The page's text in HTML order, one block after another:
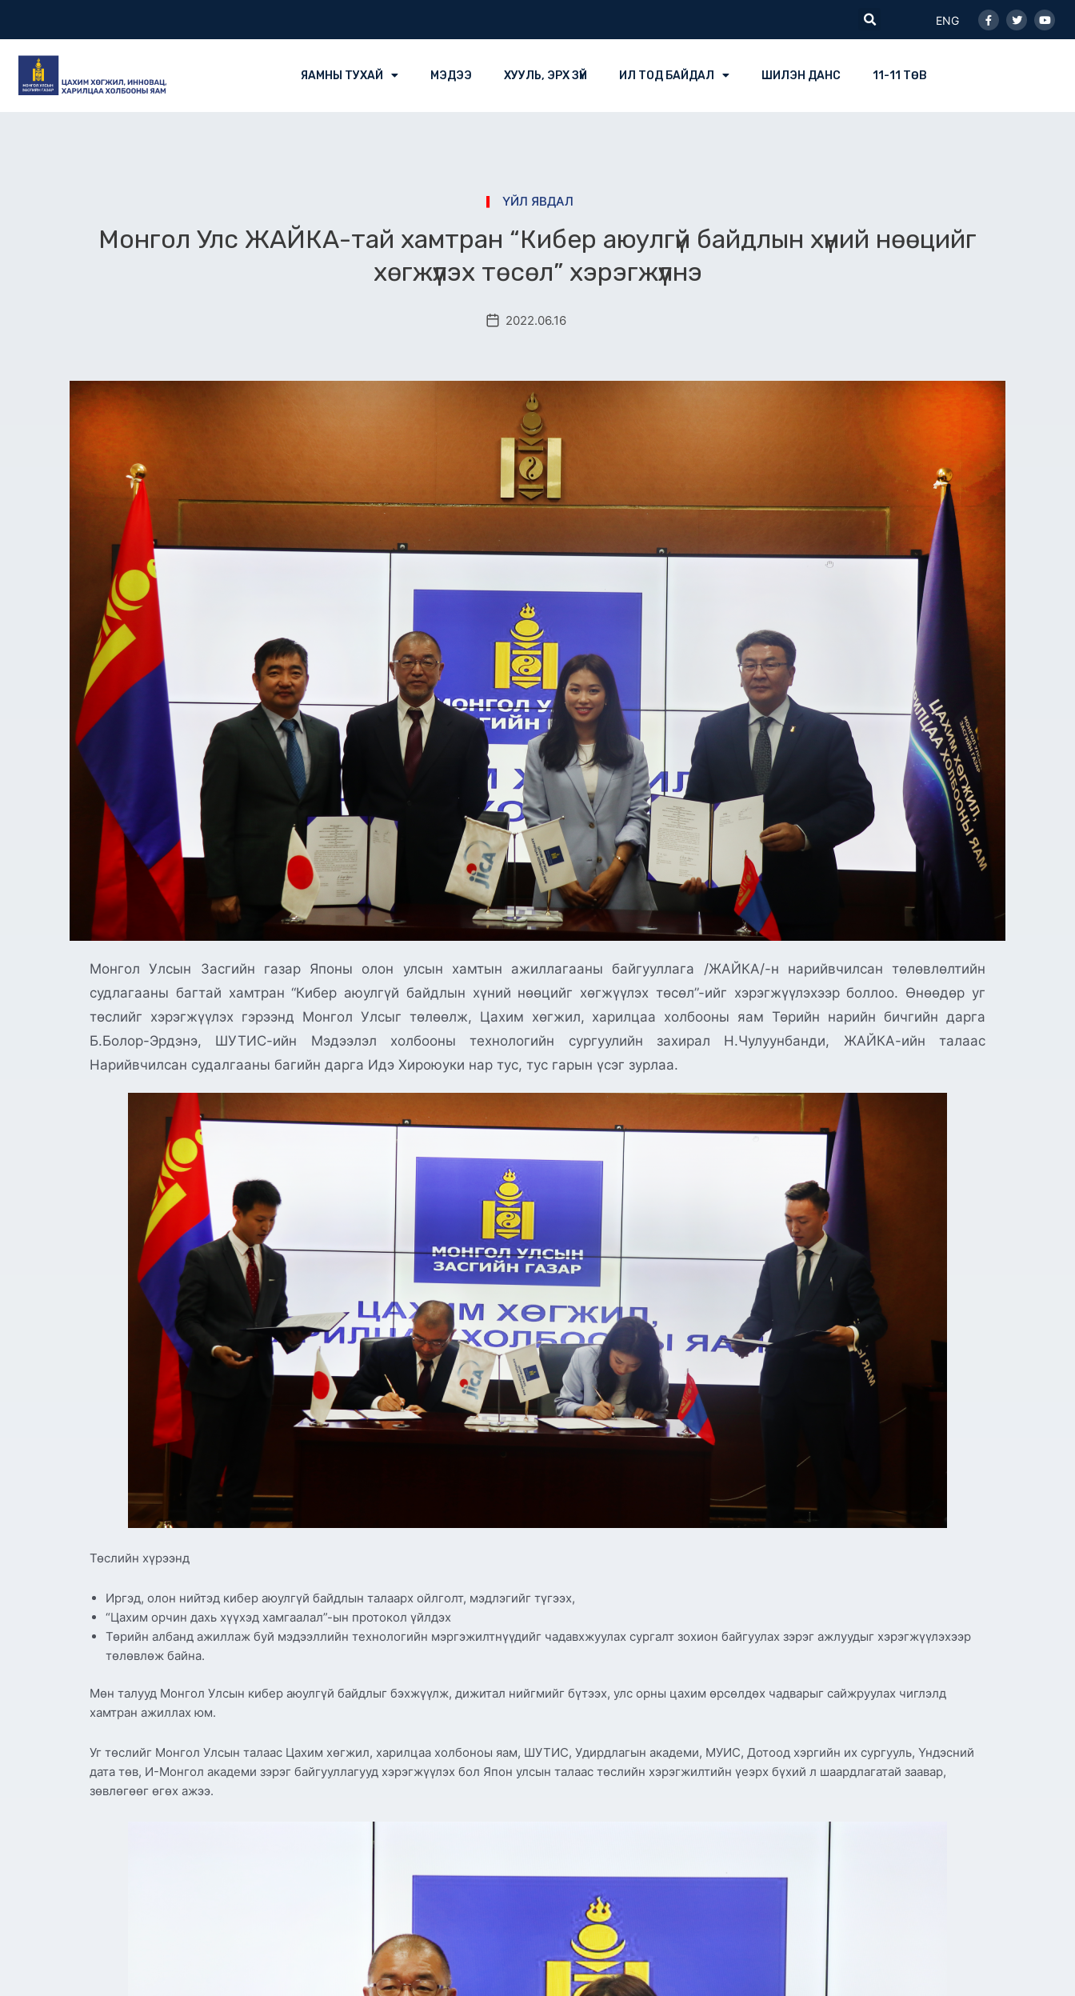
Search
ENG
f
ЯАМНЫ ТУХАЙ МЭДЭЭ ХУУЛЬ, ЭРХ ЗҮЙ ИЛ ТОД БАЙДАЛ ШИЛЭН ДАНС 11-11 ТӨВ
ҮЙЛ ЯВДАЛ
Монгол Улс ЖАЙКА-тай хамтран “Кибер аюулгүй байдлын хүний нөөцийг
хөгжүүлэх төсөл” хэрэгжүүлнэ
2022.06.16
Монгол Улсын Засгийн газар Японы олон улсын хамтын ажиллагааны байгууллага /ЖАЙКА/-н нарийвчилсан төлөвлөлтийн
судлагааны багтай хамтран “Кибер аюулгүй байдлын хүний нөөцийг хөгжүүлэх төсөл”-ийг хэрэгжүүлэхээр боллоо. Өнөөдөр уг
төслийг хэрэгжүүлэх гэрээнд Монгол Улсыг төлөөлж, Цахим хөгжил, харилцаа холбооны яам Төрийн нарийн бичгийн дарга
Б.Болор-Эрдэнэ, ШУТИС-ийн Мэдээлэл холбооны технологийн сургуулийн захирал Н.Чулуунбанди, ЖАЙКА-ийн талаас
Нарийвчилсан судалгааны багийн дарга Идэ Хироюуки нар тус, тус гарын үсэг зурлаа.
Төслийн хүрээнд
Иргэд, олон нийтэд кибер аюулгүй байдлын талаарх ойлголт, мэдлэгийг түгээх,
“Цахим орчин дахь хүүхэд хамгаалал”-ын протокол үйлдэх
Төрийн албанд ажиллаж буй мэдээллийн технологийн мэргэжилтнүүдийг чадавхжуулах сургалт зохион байгуулах зэрэг ажлуудыг хэрэгжүүлэхээр
төлөвлөж байна.
Мөн талууд Монгол Улсын кибер аюулгүй байдлыг бэхжүүлж, дижитал нийгмийг бүтээх, улс орны цахим өрсөлдөх чадварыг сайжруулах чиглэлд
хамтран ажиллах юм.
Уг төслийг Монгол Улсын талаас Цахим хөгжил, харилцаа холбоноы яам, ШУТИС, Удирдлагын академи, МУИС, Дотоод хэргийн их сургууль, Үндэсний
дата төв, И-Монгол академи зэрэг байгууллагууд хэрэгжүүлэх бол Япон улсын талаас төслийн хэрэгжилтийн үеэрх бүхий л шаардлагатай заавар,
зөвлөгөөг өгөх ажээ.